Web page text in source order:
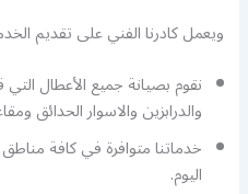
ويعمل كادرنا الفني على تقديم
نقوم بصيانة جميع الأعطال
والدرابزين والاسوار الحدائق
خدماتنا متوافرة في كافة
اليوم.